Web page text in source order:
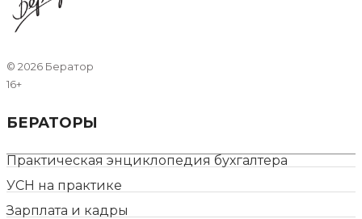
© 2026 Бератор
16+
БЕРАТОРЫ
Практическая энциклопедия бухгалтера
УСН на практике
Зарплата и кадры